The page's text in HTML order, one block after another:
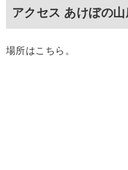
アクセス あけぼの山
場所はこちら。